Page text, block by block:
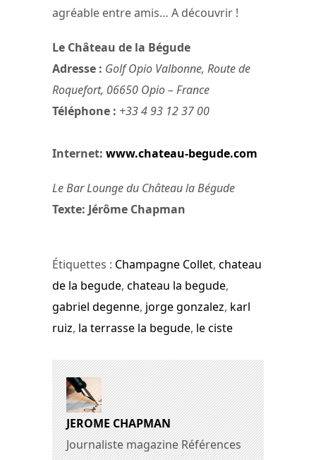
agréable entre amis… A découvrir !
Le Château de la Bégude
Adresse : Golf Opio Valbonne, Route de
Roquefort, 06650 Opio – France
Téléphone : +33 4 93 12 37 00
Internet: www.chateau-begude.com
Le Bar Lounge du Château la Bégude
Texte: Jérôme Chapman
Étiquettes : Champagne Collet, chateau
de la begude, chateau la begude,
gabriel degenne, jorge gonzalez, karl
ruiz, la terrasse la begude, le ciste
JEROME CHAPMAN
Journaliste magazine Références